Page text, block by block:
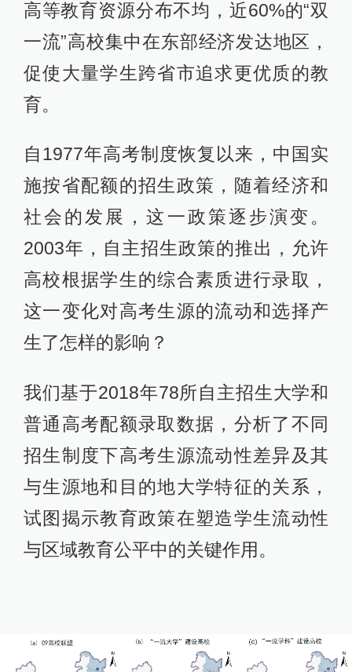
高等教育资源分布不均，近60%的“双
一流”高校集中在东部经济发达地区，
促使大量学生跨省市追求更优质的教
育。
自1977年高考制度恢复以来，中国实
施按省配额的招生政策，随着经济和
社会的发展，这一政策逐步演变。
2003年，自主招生政策的推出，允许
高校根据学生的综合素质进行录取，
这一变化对高考生源的流动和选择产
生了怎样的影响？
我们基于2018年78所自主招生大学和
普通高考配额录取数据，分析了不同
招生制度下高考生源流动性差异及其
与生源地和目的地大学特征的关系，
试图揭示教育政策在塑造学生流动性
与区域教育公平中的关键作用。